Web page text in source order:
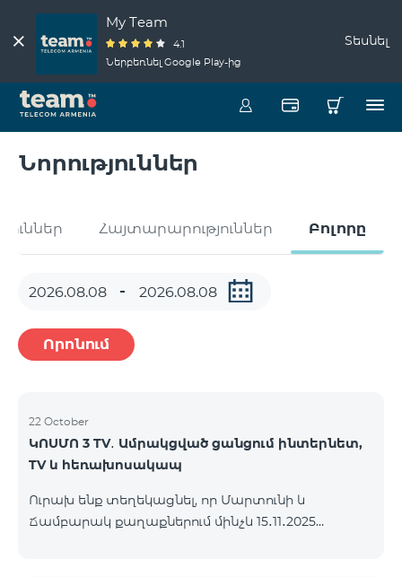
My Team
4.1
Ներբեռնել Google Play-ից
Տեսնել
Նորություններ
Հայտարարություններ Բոլորը
Որոնում
22 October
ԿՈՍՄՈ 3 TV․ Ամրակցված ցանցում ինտերնետ,
TV և հեռախոսակապ
Ուրախ ենք տեղեկացնել, որ Մարտունի և
Ճամբարակ քաղաքներում մինչև 15․11․2025